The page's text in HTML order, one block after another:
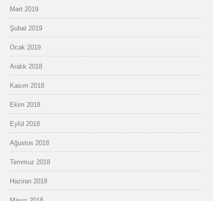
Mart 2019
Şubat 2019
Ocak 2019
Aralık 2018
Kasım 2018
Ekim 2018
Eylül 2018
Ağustos 2018
Temmuz 2018
Haziran 2018